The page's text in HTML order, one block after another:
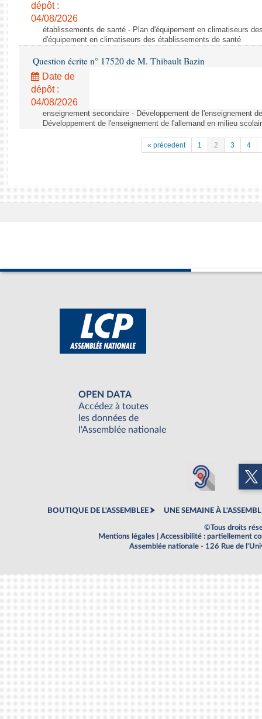
dépôt :
04/08/2026
établissements de santé - Plan d'équipement en climatiseurs
d'équipement en climatiseurs des établissements de santé
Question écrite n° 17520 de M. Thibault Bazin
Date de
dépôt :
04/08/2026
enseignement secondaire - Développement de l'enseignement
Développement de l'enseignement de l'allemand en milieu
« précedent 1 2 3 4
OPEN DATA
Accédez à toutes
les données de
l'Assemblée nationale
BOUTIQUE DE L'ASSEMBLEE UNE SEMAINE À
©Tous droits
Mentions légales
Accessibilité : partiellement
Assemblée nationale - 126 Rue de